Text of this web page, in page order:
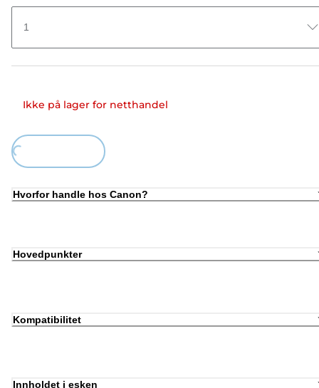
1
Ikke på lager for netthandel
Hvorfor handle hos Canon?
Hovedpunkter
Kompatibilitet
Innholdet i esken